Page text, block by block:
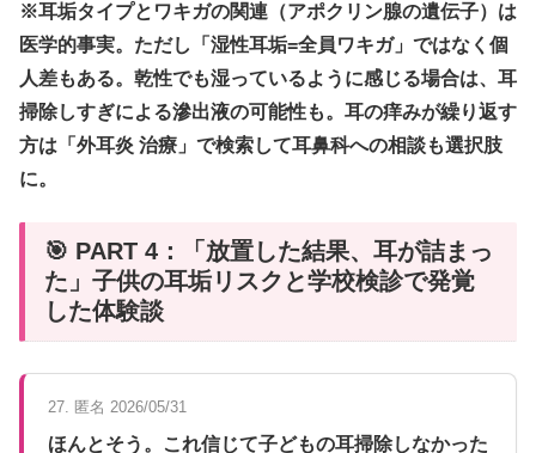
※耳垢タイプとワキガの関連（アポクリン腺の遺伝子）は
医学的事実。ただし「湿性耳垢=全員ワキガ」ではなく個
人差もある。乾性でも湿っているように感じる場合は、耳
掃除しすぎによる滲出液の可能性も。耳の痒みが繰り返す
方は「外耳炎 治療」で検索して耳鼻科への相談も選択肢
に。
🎯 PART 4：「放置した結果、耳が詰まっ
た」子供の耳垢リスクと学校検診で発覚
した体験談
27. 匿名 2026/05/31
ほんとそう。これ信じて子どもの耳掃除しなかった